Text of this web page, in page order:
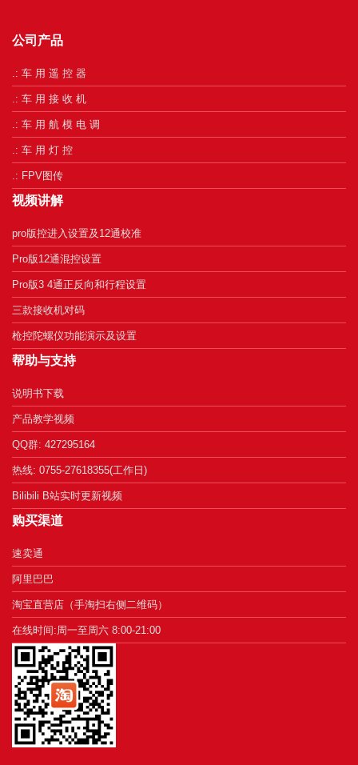
公司产品
.: 车 用 遥 控 器
.: 车 用 接 收 机
.: 车 用 航 模 电 调
.: 车 用 灯 控
.: FPV图传
视频讲解
pro版控进入设置及12通校准
Pro版12通混控设置
Pro版3 4通正反向和行程设置
三款接收机对码
枪控陀螺仪功能演示及设置
帮助与支持
说明书下载
产品教学视频
QQ群: 427295164
热线: 0755-27618355(工作日)
Bilibili B站实时更新视频
购买渠道
速卖通
阿里巴巴
淘宝直营店（手淘扫右侧二维码）
在线时间:周一至周六 8:00-21:00